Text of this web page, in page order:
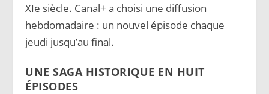
XIe siècle. Canal+ a choisi une diffusion
hebdomadaire : un nouvel épisode chaque
jeudi jusqu’au final.
UNE SAGA HISTORIQUE EN HUIT
ÉPISODES